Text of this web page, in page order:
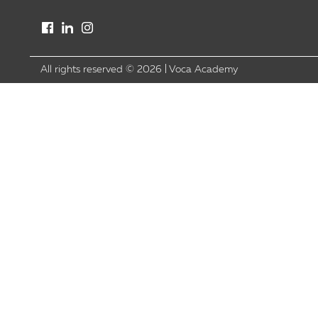
All rights reserved © 2026 Voca Academy